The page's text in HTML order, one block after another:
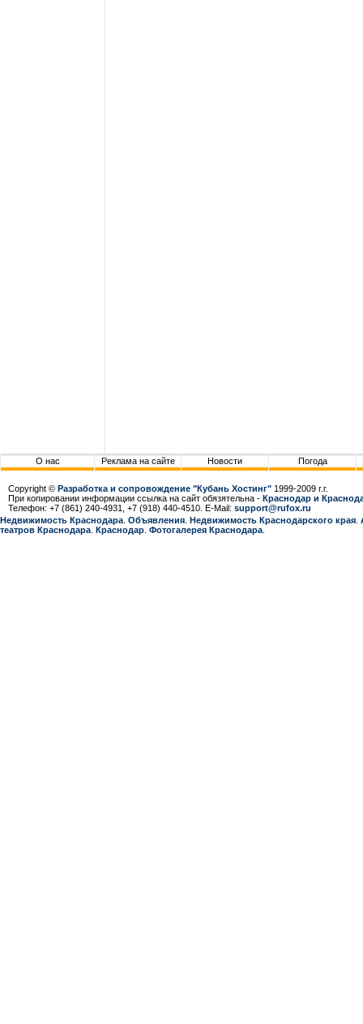
О нас Реклама на сайте Новости Погода
Copyright © Разработка и сопровождение "Кубань Хостинг" 1999-2009 г.г.
При копировании информации ссылка на сайт обязятельна - Краснодар и
Телефон: +7 (861) 240-4931, +7 (918) 440-4510. E-Mail: support@rufox.ru
Недвижимость Краснодара Объявления Недвижимость Краснодарcкого края
театров Краснодара Краснодар Фотогалерея Краснодара